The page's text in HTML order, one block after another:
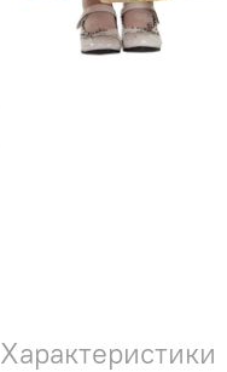
Характеристики